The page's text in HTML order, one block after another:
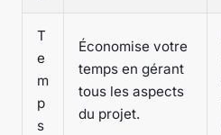
T
e
m
p
s
Économise votre
temps en gérant
tous les aspects
du projet.